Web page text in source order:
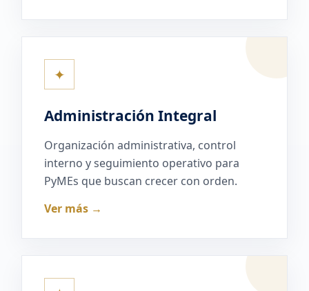
✦
Administración Integral
Organización administrativa, control
interno y seguimiento operativo para
PyMEs que buscan crecer con orden.
Ver más →